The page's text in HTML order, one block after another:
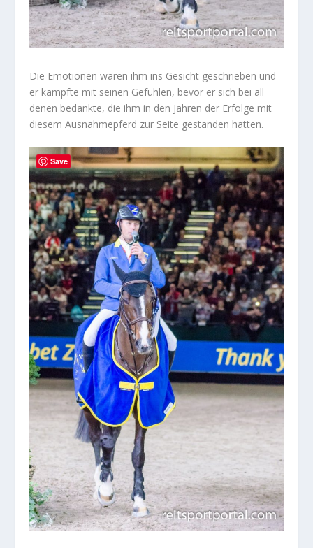
Die Emotionen waren ihm ins Gesicht geschrieben und
er kämpfte mit seinen Gefühlen, bevor er sich bei all
denen bedankte, die ihm in den Jahren der Erfolge mit
diesem Ausnahmepferd zur Seite gestanden hatten.
Save